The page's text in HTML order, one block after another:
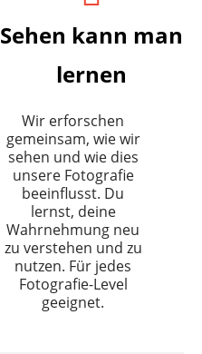
Sehen kann man
lernen
Wir erforschen
gemeinsam, wie wir
sehen und wie dies
unsere Fotografie
beeinflusst. Du
lernst, deine
Wahrnehmung neu
zu verstehen und zu
nutzen. Für jedes
Fotografie-Level
geeignet.